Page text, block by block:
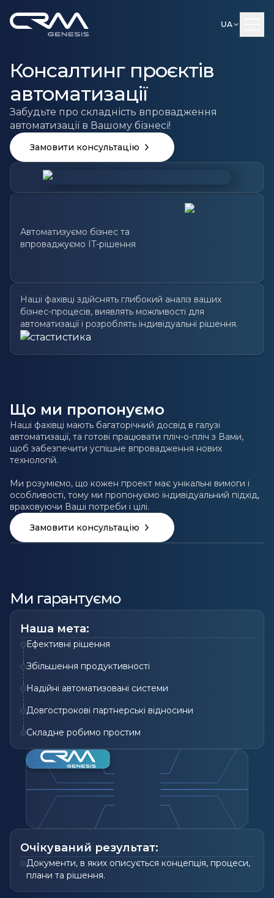
UA
Консалтинг проєктів
автоматизації
Забудьте про складність впровадження
автоматизації в Вашому бізнесі!
Замовити консультацію
Автоматизуємо бізнес та
впроваджуємо IT-рішення
Наші фахівці здійснять глибокий аналіз ваших
бізнес-процесів, виявлять можливості для
автоматизації і розроблять індивідуальні рішення.
Що ми пропонуємо
Наші фахівці мають багаторічний досвід в галузі
автоматизації, та готові працювати пліч-о-пліч з Вами,
щоб забезпечити успішне впровадження нових
технологій.
Ми розуміємо, що кожен проект має унікальні вимоги і
особливості, тому ми пропонуємо індивідуальний підхід,
враховуючи Ваші потреби і цілі.
Замовити консультацію
Ми гарантуємо
Наша мета:
Ефективні рішення
Збільшення продуктивності
Надійні автоматизовані системи
Довгострокові партнерські відносини
Складне робимо простим
Очікуваний результат:
Документи, в яких описується концепція, процеси,
плани та рішення.